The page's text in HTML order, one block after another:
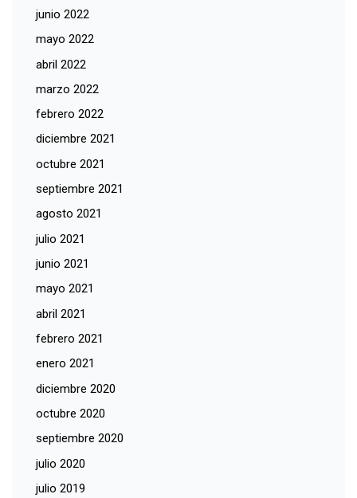
junio 2022
mayo 2022
abril 2022
marzo 2022
febrero 2022
diciembre 2021
octubre 2021
septiembre 2021
agosto 2021
julio 2021
junio 2021
mayo 2021
abril 2021
febrero 2021
enero 2021
diciembre 2020
octubre 2020
septiembre 2020
julio 2020
julio 2019